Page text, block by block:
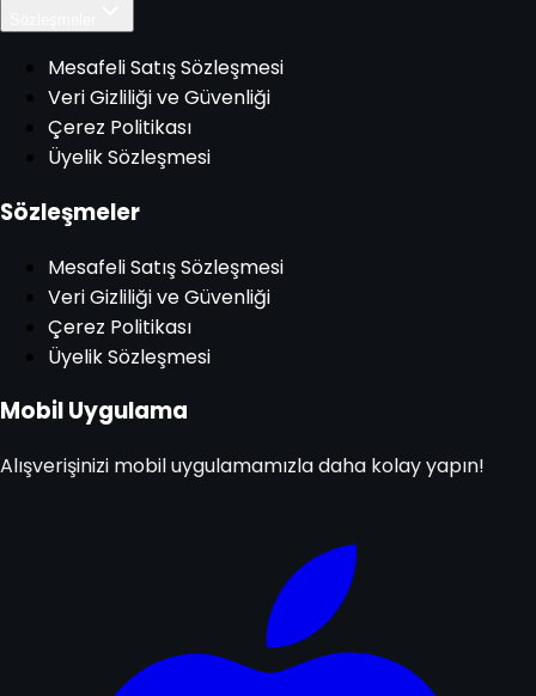
Mesafeli Satış Sözleşmesi
Veri Gizliliği ve Güvenliği
Çerez Politikası
Üyelik Sözleşmesi
Sözleşmeler
Mesafeli Satış Sözleşmesi
Veri Gizliliği ve Güvenliği
Çerez Politikası
Üyelik Sözleşmesi
Mobil Uygulama
Alışverişinizi mobil uygulamamızla daha kolay yapın!